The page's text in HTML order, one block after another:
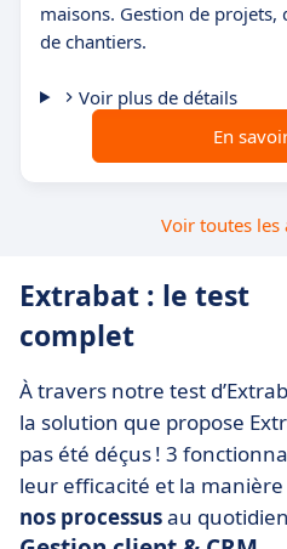
maisons. Gestion de
de chantiers.
Voir plus de détails
En
Voir toutes les
Extrabat : le test
complet
À travers notre test
la solution que propose
pas été déçus ! 3
leur efficacité et la
nos processusau